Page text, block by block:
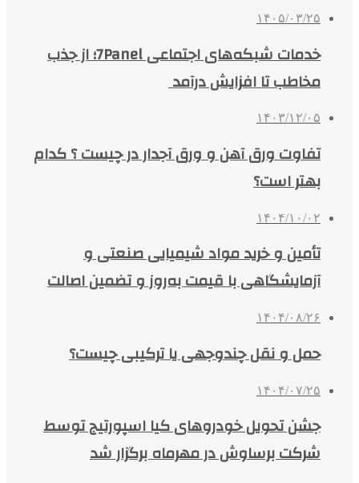
۱۴۰۵/۰۳/۲۵
خدمات شبکه‌های اجتماعی 7Panel؛ از جذب
مخاطب تا افزایش درآمد
۱۴۰۳/۱۲/۰۵
تفاوت ورق آهن و ورق آجدار در چیست ؟ کدام
بهتر است؟
۱۴۰۴/۱۰/۰۲
تأمین و خرید مواد شیمیایی صنعتی و
آزمایشگاهی با قیمت به‌روز و تضمین اصالت
۱۴۰۴/۰۸/۲۶
حمل و نقل چندوجهی یا ترکیبی چیست؟
۱۴۰۴/۰۷/۲۵
جشن تحویل خودروهای کیا اسپورتیج توسط
شرکت برساوش در مهرماه برگزار شد